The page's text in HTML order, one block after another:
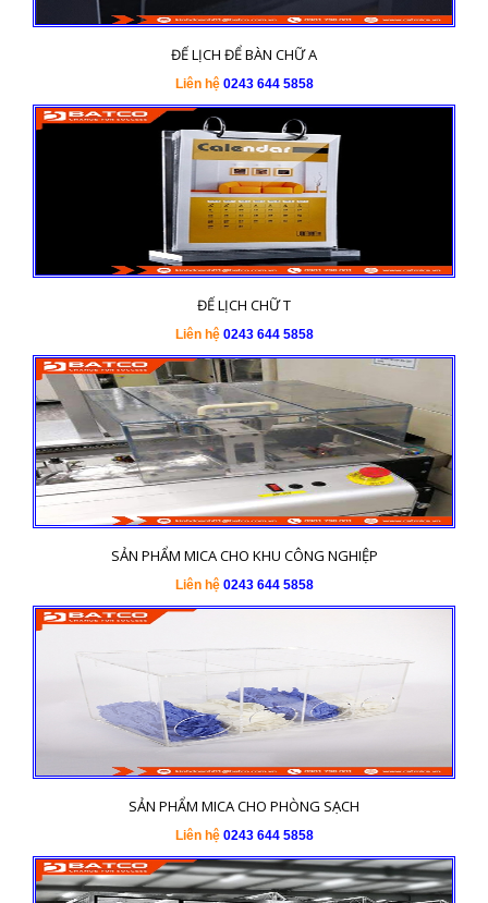
ĐẾ LỊCH ĐỂ BÀN CHỮ A
Liên hệ 0243 644 5858
ĐẾ LỊCH CHỮ T
Liên hệ 0243 644 5858
SẢN PHẨM MICA CHO KHU CÔNG NGHIỆP
Liên hệ 0243 644 5858
SẢN PHẨM MICA CHO PHÒNG SẠCH
Liên hệ 0243 644 5858